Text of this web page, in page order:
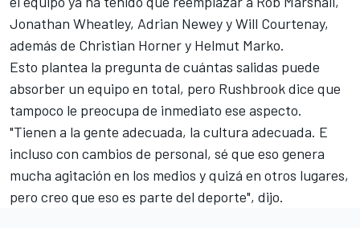
Jonathan Wheatley, Adrian Newey y Will Courtenay,
además de Christian Horner y Helmut Marko.
Esto plantea la pregunta de cuántas salidas puede
absorber un equipo en total, pero Rushbrook dice que
tampoco le preocupa de inmediato ese aspecto.
"Tienen a la gente adecuada, la cultura adecuada. E
incluso con cambios de personal, sé que eso genera
mucha agitación en los medios y quizá en otros lugares,
pero creo que eso es parte del deporte", dijo.